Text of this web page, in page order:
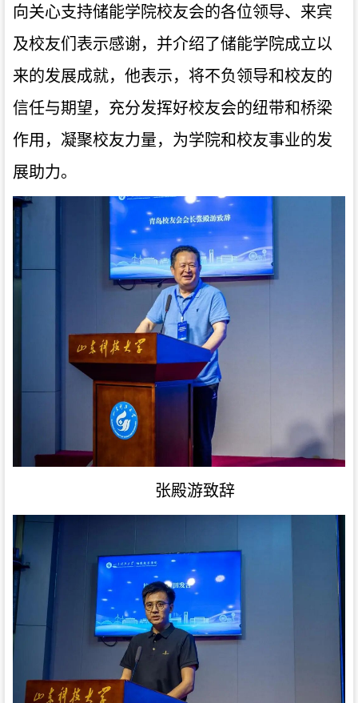
向关心支持储能学院校友会的各位领导、来宾
及校友们表示感谢，并介绍了储能学院成立以
来的发展成就，他表示，将不负领导和校友的
信任与期望，充分发挥好校友会的纽带和桥梁
作用，凝聚校友力量，为学院和校友事业的发
展助力。
张殿游致辞